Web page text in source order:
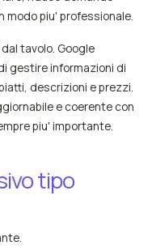
modo piu' professionale.
tavolo. Google
gestire informazioni di
descrizioni e prezzi.
e coerente con
piu' importante.
tipo